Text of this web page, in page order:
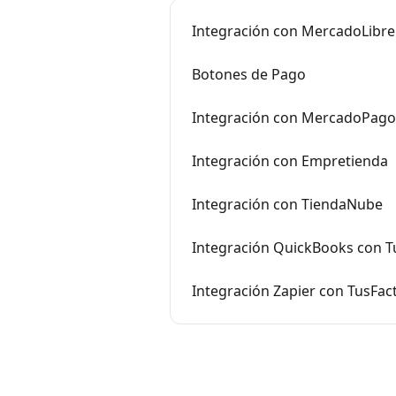
Integración con MercadoLibre
Botones de Pago
Integración con MercadoPago
Integración con Empretienda
Integración con TiendaNube
Integración QuickBooks con
Integración Zapier con